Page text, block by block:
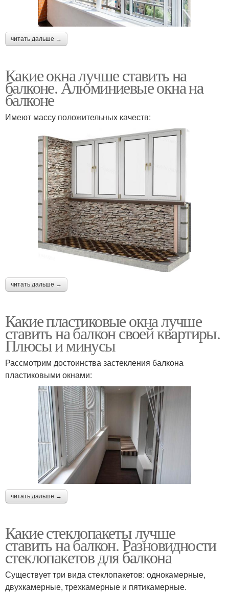
читать дальше →
Какие окна лучше ставить на
балконе. Алюминиевые окна на
балконе
Имеют массу положительных качеств:
читать дальше →
Какие пластиковые окна лучше
ставить на балкон своей квартиры.
Плюсы и минусы
Рассмотрим достоинства застекления балкона
пластиковыми окнами:
читать дальше →
Какие стеклопакеты лучше
ставить на балкон. Разновидности
стеклопакетов для балкона
Существует три вида стеклопакетов: однокамерные,
двухкамерные, трехкамерные и пятикамерные.